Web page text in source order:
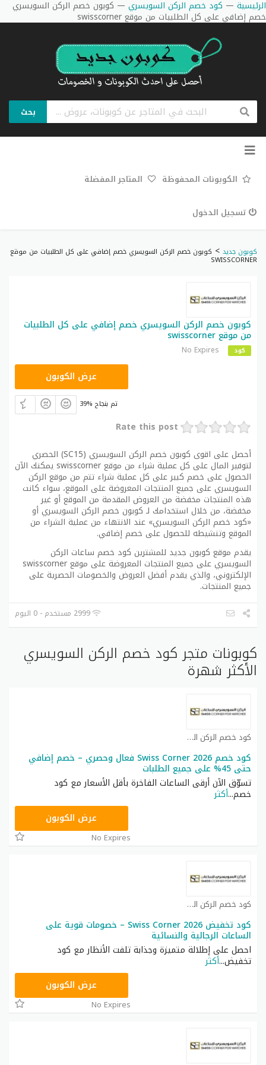
الرئيسية — كود خصم الركن السويسري — كوبون خصم الركن السويسري
خصم إضافي على كل الطلبيات من موقع swisscorner
بحث
تخطي
الكوبونات المحفوظة المتاجر المفضلة
تسجيل الدخول
كوبون جديد > كوبون خصم الركن السويسري خصم إضافي على كل الطلبيات من موقع
SWISSCORNER
كوبون خصم الركن السويسري خصم إضافي على كل الطلبيات
من موقع swisscorner
كود No Expires
عرض الكوبون
39% تم بنجاح
Rate this post
أحصل على اقوى كوبون خصم الركن السويسري (SC15) الحصري
لتوفير المال على كل عملية شراء من موقع swisscorner يمكنك الآن
الحصول على خصم كبير على كل عملية شراء تتم من موقع الركن
السويسري على جميع المنتجات المعروضة على الموقع، سواء كانت
هذه المنتجات مخفضة من العروض المقدمة من الموقع أو غير
مخفضة، من خلال استخدامك لـ كوبون خصم الركن السويسري أو
«كود خصم الركن السويسري» عند الانتهاء من عملية الشراء من
الموقع وتنشيطه للحصول على خصم إضافي.
يقدم موقع كوبون جديد للمشترين كود خصم ساعات الركن
السويسري على جميع المنتجات المعروضة على موقع swisscorner
الإلكتروني، والذي يقدم أفضل العروض والخصومات الحصرية على
جميع المنتجات.
2999 مستخدم - 0 اليوم
كوبونات متجر كود خصم الركن السويسري
الأكثر شهرة
كود خصم الركن السويسري كوبون
كود خصم Swiss Corner 2026 فعال وحصري – خصم إضافي
حتى 45% على جميع الطلبات
تسوّق الآن أرقى الساعات الفاخرة بأقل الأسعار مع كود
خصم...أكثر
عرض الكوبون
No Expires
كود خصم الركن السويسري كوبون
كود تخفيض Swiss Corner 2026 – خصومات قوية على
الساعات الرجالية والنسائية
احصل على إطلالة متميزة وجذابة تلفت الأنظار مع كود
تخفيض...أكثر
عرض الكوبون
No Expires